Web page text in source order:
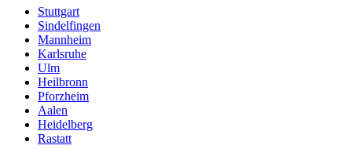
Stuttgart
Sindelfingen
Mannheim
Karlsruhe
Ulm
Heilbronn
Pforzheim
Aalen
Heidelberg
Rastatt